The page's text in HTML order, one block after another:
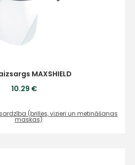
MAXSHIELD
10.29 €
(brilles, vizieri un metināšanas
maskas)